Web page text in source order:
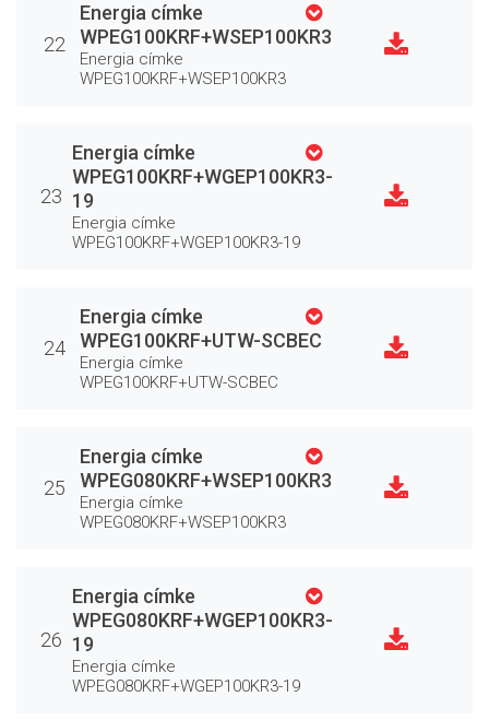
22
Energia címke
WPEG100KRF+WSEP100KR3
Energia címke
WPEG100KRF+WSEP100KR3
23
Energia címke
WPEG100KRF+WGEP100KR3-
19
Energia címke
WPEG100KRF+WGEP100KR3-19
24
Energia címke
WPEG100KRF+UTW-SCBEC
Energia címke
WPEG100KRF+UTW-SCBEC
25
Energia címke
WPEG080KRF+WSEP100KR3
Energia címke
WPEG080KRF+WSEP100KR3
26
Energia címke
WPEG080KRF+WGEP100KR3-
19
Energia címke
WPEG080KRF+WGEP100KR3-19